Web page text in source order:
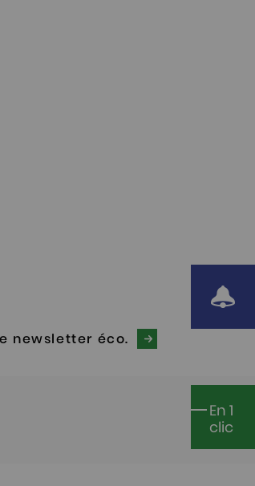
En 1
clic
Voir le
newsletter éco.